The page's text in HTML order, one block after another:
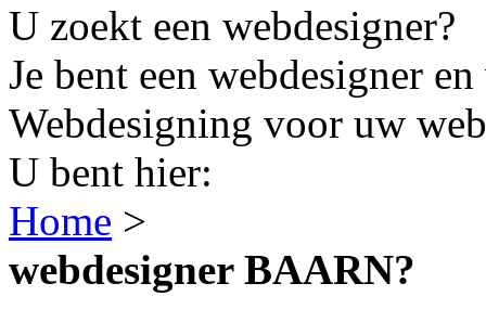
U zoekt een webdesigner?
Je bent een webdesigner
Webdesigning voor uw
U bent hier:
Home >
webdesigner BAARN?